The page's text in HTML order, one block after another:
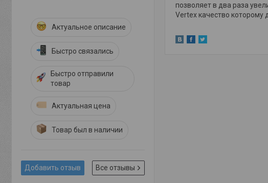
позволяет в два раза
Vertex качество которому
Актуальное описание
Быстро связались
Быстро отправили
товар
Актуальная цена
Товар был в наличии
Добавить отзыв Все отзывы